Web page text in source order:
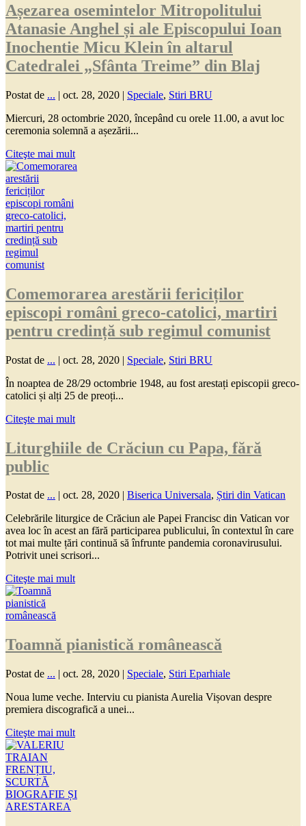
Așezarea osemintelor Mitropolitului
Atanasie Anghel și ale Episcopului Ioan
Inochentie Micu Klein în altarul
Catedralei „Sfânta Treime” din Blaj
Postat de ... | oct. 28, 2020 | Speciale, Stiri BRU
Miercuri, 28 octombrie 2020, începând cu orele 11.00, a avut loc
ceremonia solemnă a așezării...
Citeşte mai mult
Comemorarea arestării fericiților
episcopi români greco-catolici, martiri
pentru credință sub regimul comunist
Postat de ... | oct. 28, 2020 | Speciale, Stiri BRU
În noaptea de 28/29 octombrie 1948, au fost arestați episcopii greco-
catolici și alți 25 de preoți...
Citeşte mai mult
Liturghiile de Crăciun cu Papa, fără
public
Postat de ... | oct. 28, 2020 | Biserica Universala, Știri din Vatican
Celebrările liturgice de Crăciun ale Papei Francisc din Vatican vor
avea loc în acest an fără participarea publicului, în contextul în care
tot mai multe țări continuă să înfrunte pandemia coronavirusului.
Potrivit unei scrisori...
Citeşte mai mult
Toamnă pianistică românească
Postat de ... | oct. 28, 2020 | Speciale, Stiri Eparhiale
Noua lume veche. Interviu cu pianista Aurelia Vișovan despre
premiera discografică a unei...
Citeşte mai mult